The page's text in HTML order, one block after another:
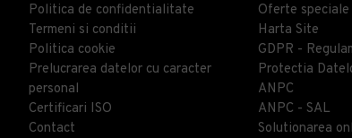
Politica de confidentialitate
Termeni si conditii
Politica cookie
Prelucrarea datelor cu caracter
personal
Certificari ISO
Contact
Oferte speciale
Harta Site
GDPR -
Protectia
ANPC
ANPC - SAL
Solutionarea